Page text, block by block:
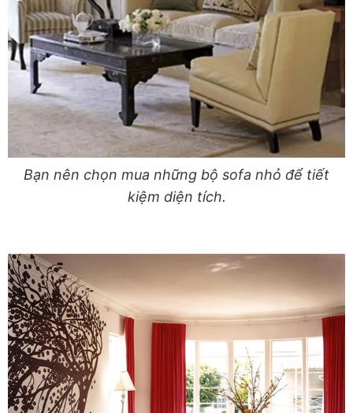
Bạn nên chọn mua những bộ sofa nhỏ để tiết
kiệm diện tích.